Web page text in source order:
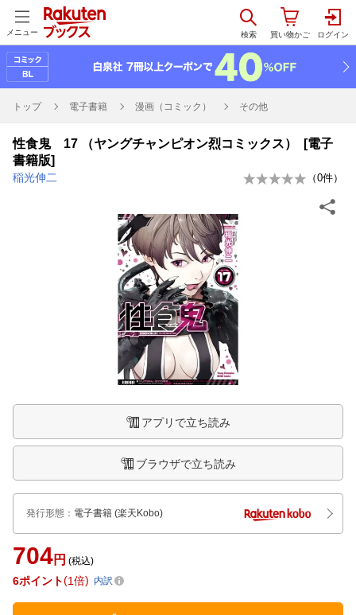
メニュー
トップ 電子書籍 漫画（コミック） その他
性食鬼 17 （ヤングチャンピオン烈コミックス） [電子
書籍版]
稲光伸二 （0件）
アプリで立ち読み
ブラウザで立ち読み
発行形態 ： 電子書籍 (楽天Kobo)
704円 (税込)
6ポイント 1倍 内訳